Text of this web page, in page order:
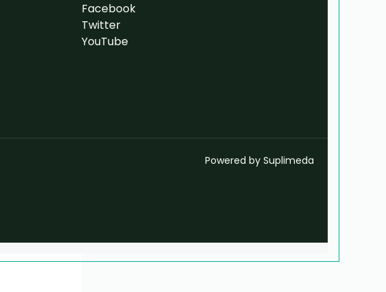
Facebook
Twitter
YouTube
Powered by Suplimeda